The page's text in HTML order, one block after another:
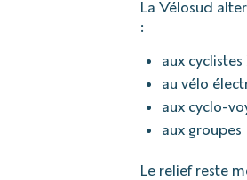
La Vélosud
:
aux
au vélo
aux cyclo-
aux
Le relief reste